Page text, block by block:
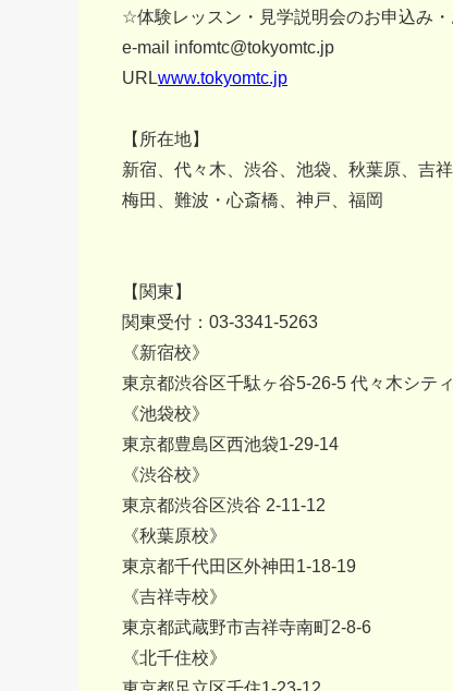
☆体験レッスン・見学説明会のお申込み
e-mail infomtc@tokyomtc.jp
URLwww.tokyomtc.jp
【所在地】
新宿、代々木、渋谷、池袋、秋葉原、吉
梅田、難波・心斎橋、神戸、福岡
【関東】
関東受付：03-3341-5263
《新宿校》
東京都渋谷区千駄ヶ谷5-26-5 代々木シテ
《池袋校》
東京都豊島区西池袋1-29-14
《渋谷校》
東京都渋谷区渋谷 2‐11-12
《秋葉原校》
東京都千代田区外神田1-18-19
《吉祥寺校》
東京都武蔵野市吉祥寺南町2-8-6
《北千住校》